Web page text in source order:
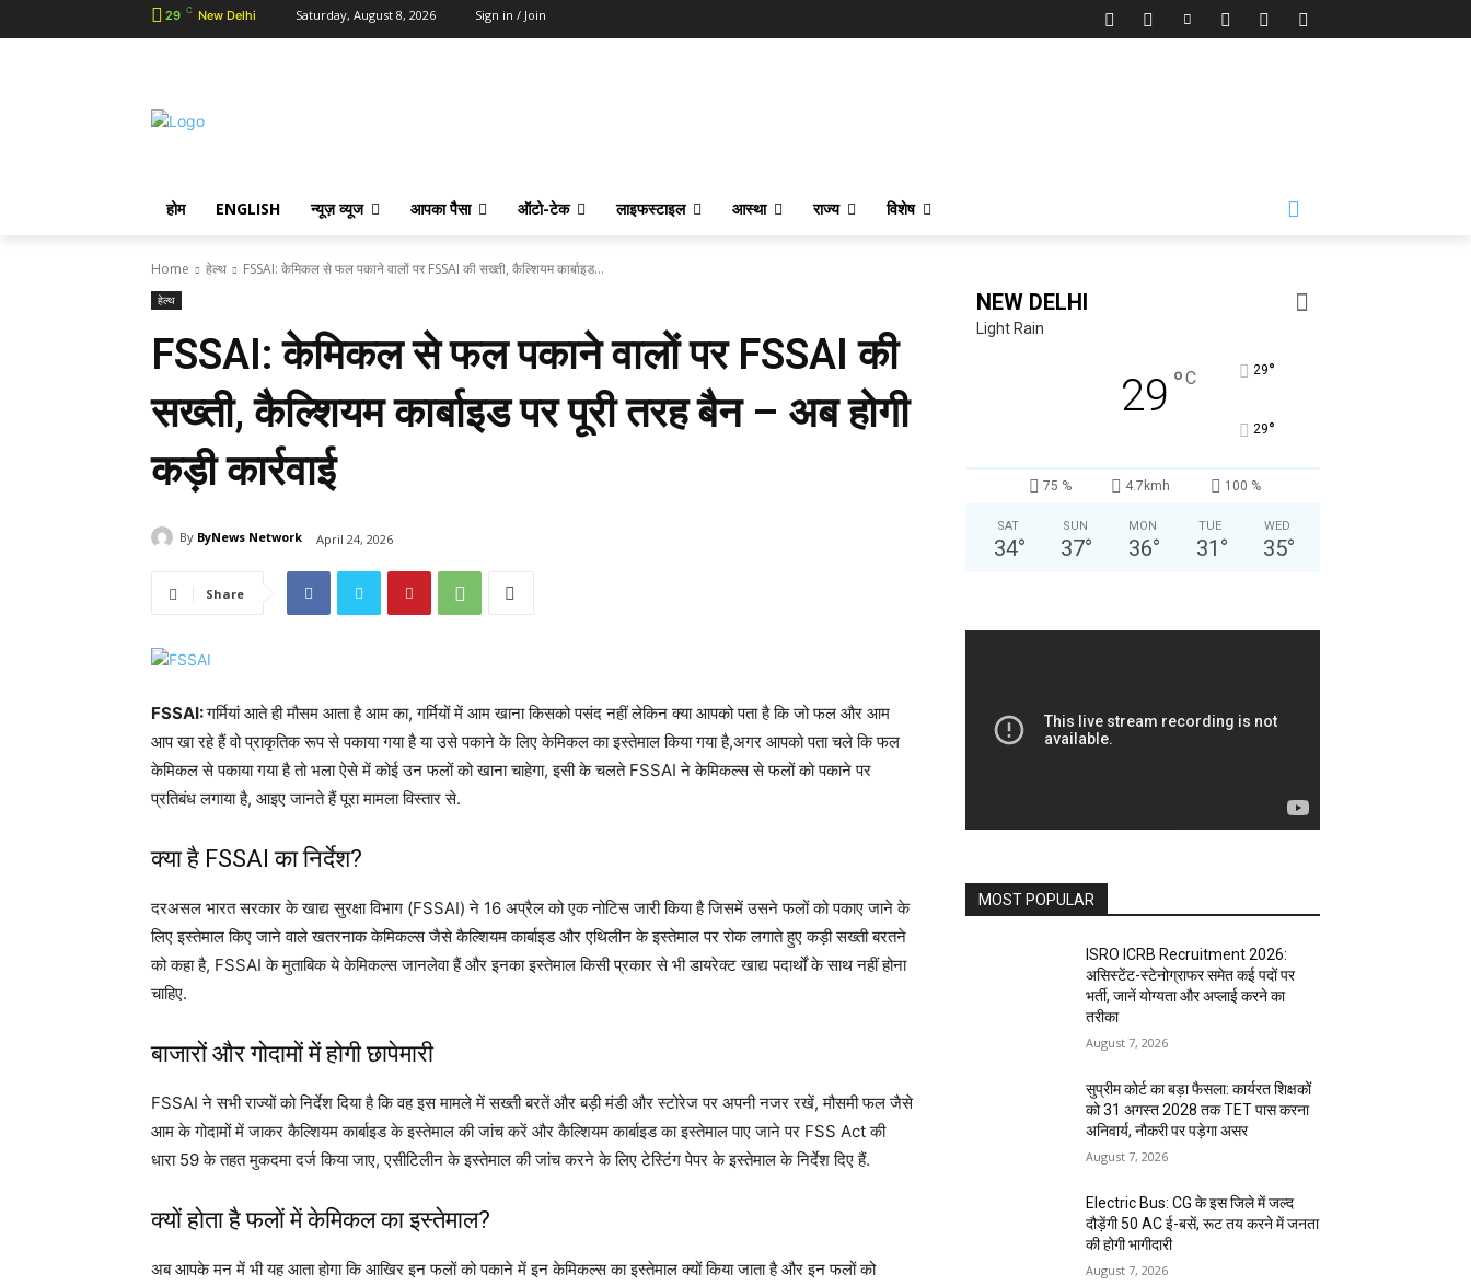
29 C New Delhi Saturday, August 8, 2026 Sign in / Join
होम ENGLISH न्यूज़ व्यूज आपका पैसा ऑटो-टेक लाइफस्टाइल आस्था राज्य विशेष
Home हेल्थ FSSAI: केमिकल से फल पकाने वालों पर FSSAI की सख्ती, कैल्शियम कार्बाइड...
हेल्थ
FSSAI: केमिकल से फल पकाने वालों पर FSSAI की
सख्ती, कैल्शियम कार्बाइड पर पूरी तरह बैन – अब होगी
कड़ी कार्रवाई
By ByNews Network April 24, 2026
Share
FSSAI:गर्मियां आते ही मौसम आता है आम का, गर्मियों में आम खाना किसको पसंद नहीं लेकिन क्या आपको पता है कि जो फल और आम
आप खा रहे हैं वो प्राकृतिक रूप से पकाया गया है या उसे पकाने के लिए केमिकल का इस्तेमाल किया गया है,अगर आपको पता चले कि फल
केमिकल से पकाया गया है तो भला ऐसे में कोई उन फलों को खाना चाहेगा, इसी के चलते FSSAI ने केमिकल्स से फलों को पकाने पर
प्रतिबंध लगाया है, आइए जानते हैं पूरा मामला विस्तार से.
क्या है FSSAI का निर्देश?
दरअसल भारत सरकार के खाद्य सुरक्षा विभाग (FSSAI) ने 16 अप्रैल को एक नोटिस जारी किया है जिसमें उसने फलों को पकाए जाने के
लिए इस्तेमाल किए जाने वाले खतरनाक केमिकल्स जैसे कैल्शियम कार्बाइड और एथिलीन के इस्तेमाल पर रोक लगाते हुए कड़ी सख्ती बरतने
को कहा है, FSSAI के मुताबिक ये केमिकल्स जानलेवा हैं और इनका इस्तेमाल किसी प्रकार से भी डायरेक्ट खाद्य पदार्थों के साथ नहीं होना
चाहिए.
बाजारों और गोदामों में होगी छापेमारी
FSSAI ने सभी राज्यों को निर्देश दिया है कि वह इस मामले में सख्ती बरतें और बड़ी मंडी और स्टोरेज पर अपनी नजर रखें, मौसमी फल जैसे
आम के गोदामों में जाकर कैल्शियम कार्बाइड के इस्तेमाल की जांच करें और कैल्शियम कार्बाइड का इस्तेमाल पाए जाने पर FSS Act की
धारा 59 के तहत मुकदमा दर्ज किया जाए, एसीटिलीन के इस्तेमाल की जांच करने के लिए टेस्टिंग पेपर के इस्तेमाल के निर्देश दिए हैं.
क्यों होता है फलों में केमिकल का इस्तेमाल?
अब आपके मन में भी यह आता होगा कि आखिर इन फलों को पकाने में इन केमिकल्स का इस्तेमाल क्यों किया जाता है और इन फलों को
NEW DELHI
Light Rain
29 °C 29°
29°
75 % 4.7kmh 100 %
SAT
34°
SUN
37°
MON
36°
TUE
31 °
WED
35°
MOST POPULAR
ISRO ICRB Recruitment 2026:
असिस्टेंट-स्टेनोग्राफर समेत कई पदों पर
भर्ती, जानें योग्यता और अप्लाई करने का
तरीका
August 7, 2026
सुप्रीम कोर्ट का बड़ा फैसला: कार्यरत शिक्षकों
को 31 अगस्त 2028 तक TET पास करना
अनिवार्य, नौकरी पर पड़ेगा असर
August 7, 2026
Electric Bus: CG के इस जिले में जल्द
दौड़ेंगी 50 AC ई-बसें, रूट तय करने में जनता
की होगी भागीदारी
August 7, 2026